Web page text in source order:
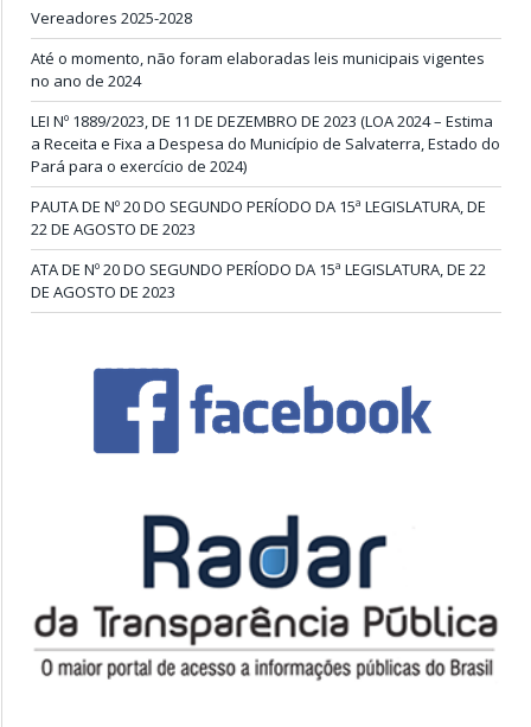
Vereadores 2025-2028
Até o momento, não foram elaboradas leis municipais vigentes
no ano de 2024
LEI Nº 1889/2023, DE 11 DE DEZEMBRO DE 2023 (LOA 2024 – Estima
a Receita e Fixa a Despesa do Município de Salvaterra, Estado do
Pará para o exercício de 2024)
PAUTA DE Nº 20 DO SEGUNDO PERÍODO DA 15ª LEGISLATURA, DE
22 DE AGOSTO DE 2023
ATA DE Nº 20 DO SEGUNDO PERÍODO DA 15ª LEGISLATURA, DE 22
DE AGOSTO DE 2023